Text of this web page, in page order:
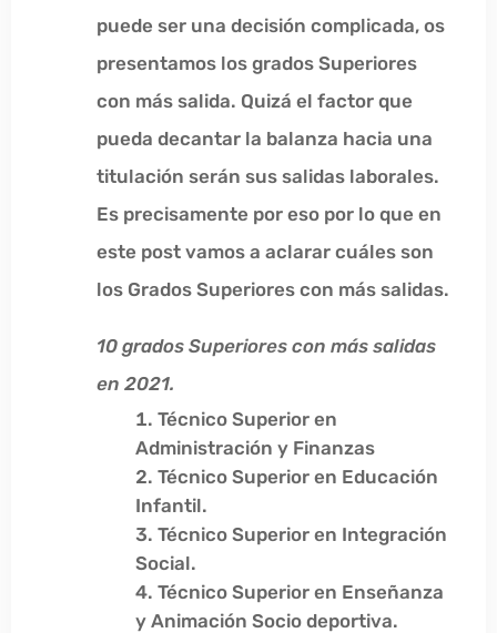
puede ser una decisión complicada, os
presentamos los grados Superiores
con más salida. Quizá el factor que
pueda decantar la balanza hacia una
titulación serán sus salidas laborales.
Es precisamente por eso por lo que en
este post vamos a aclarar cuáles son
los Grados Superiores con más salidas.
10 grados Superiores con más salidas
en 2021.
Técnico Superior en
Administración y Finanzas
Técnico Superior en Educación
Infantil.
Técnico Superior en Integración
Social.
Técnico Superior en Enseñanza
y Animación Socio deportiva.